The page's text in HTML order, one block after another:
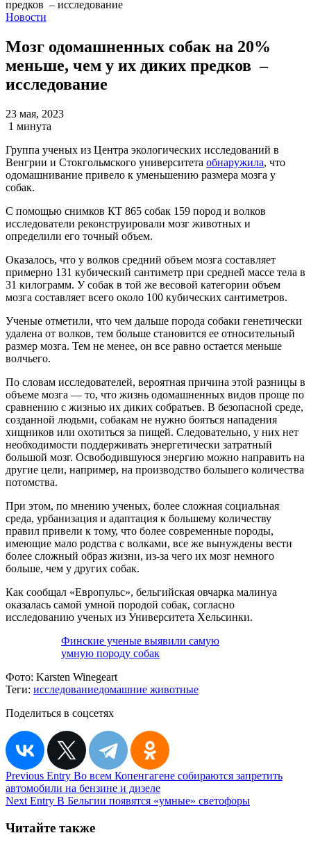
Новости
Мозг одомашненных собак на 20%
меньше, чем у их диких предков –
исследование
23 мая, 2023
1 минута
Группа ученых из Центра экологических исследований в
Венгрии и Стокгольмского университета обнаружила, что
одомашнивание привело к уменьшению размера мозга у
собак.
С помощью снимков КТ 865 собак 159 пород и волков
исследователи реконструировали мозг животных и
определили его точный объем.
Оказалось, что у волков средний объем мозга составляет
примерно 131 кубический сантиметр при средней массе тела в
31 килограмм. У собак в той же весовой категории объем
мозга составляет всего около 100 кубических сантиметров.
Ученые отметили, что чем дальше порода собаки генетически
удалена от волков, тем больше становится ее относительный
размер мозга. Тем не менее, он все равно остается меньше
волчьего.
По словам исследователей, вероятная причина этой разницы в
объеме мозга — то, что жизнь одомашненных видов проще по
сравнению с жизнью их диких собратьев. В безопасной среде,
созданной людьми, собакам не нужно бояться нападения
хищников или охотиться за пищей. Следовательно, у них нет
необходимости поддерживать энергетически затратный
большой мозг. Освободившуюся энергию можно направить на
другие цели, например, на производство большего количества
потомства.
При этом, по мнению ученых, более сложная социальная
среда, урбанизация и адаптация к большему количеству
правил привели к тому, что более современные породы,
имеющие мало родства с волками, все же вынуждены вести
более сложный образ жизни, из-за чего их мозг немного
больше, чем у других собак.
Как сообщал «Европульс», бельгийская овчарка малинуа
оказалась самой умной породой собак, согласно
исследованию ученых из Университета Хельсинки.
Финские ученые выявили самую
умную породу собак
Фото: Karsten Winegeart
Теги: исследованиедомашние животные
Поделиться в соцсетях
Навигация
по
Previous Entry Во всем Копенгагене собираются запретить
автомобили на бензине и дизеле
Next Entry В Бельгии появятся «умные» светофоры
Читайте также